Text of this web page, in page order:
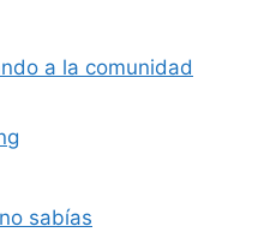
a la comunidad
sabías